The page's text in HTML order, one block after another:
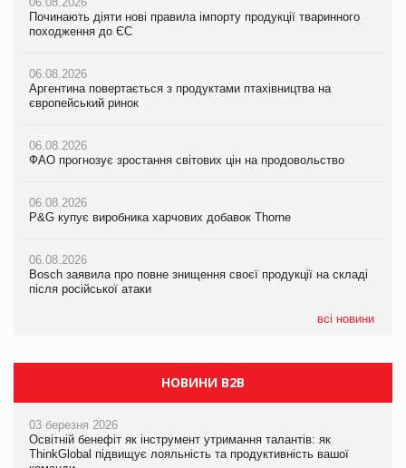
Починають діяти нові правила імпорту продукції тваринного
походження до ЄС
06.08.2026
Аргентина повертається з продуктами птахівництва на
європейський ринок
06.08.2026
ФАО прогнозує зростання світових цін на продовольство
06.08.2026
P&G купує виробника харчових добавок Thorne
06.08.2026
Bosch заявила про повне знищення своєї продукції на складі
після російської атаки
всі новини
Починають діяти нові правила імпорту продукції тваринного
походження до ЄС
06.08.2026
Аргентина повертається з продуктами птахівництва на
європейський ринок
06.08.2026
ФАО прогнозує зростання світових цін на продовольство
06.08.2026
P&G купує виробника харчових добавок Thorne
06.08.2026
Bosch заявила про повне знищення своєї продукції на складі
після російської атаки
Починають діяти нові правила імпорту продукції тваринного
походження до ЄС
06.08.2026
Аргентина повертається з продуктами птахівництва на
європейський ринок
06.08.2026
ФАО прогнозує зростання світових цін на продовольство
06.08.2026
P&G купує виробника харчових добавок Thorne
06.08.2026
Bosch заявила про повне знищення своєї продукції на складі
після російської атаки
НОВИНИ B2B
03 березня 2026
Освітній бенефіт як інструмент утримання талантів: як
ThinkGlobal підвищує лояльність та продуктивність вашої